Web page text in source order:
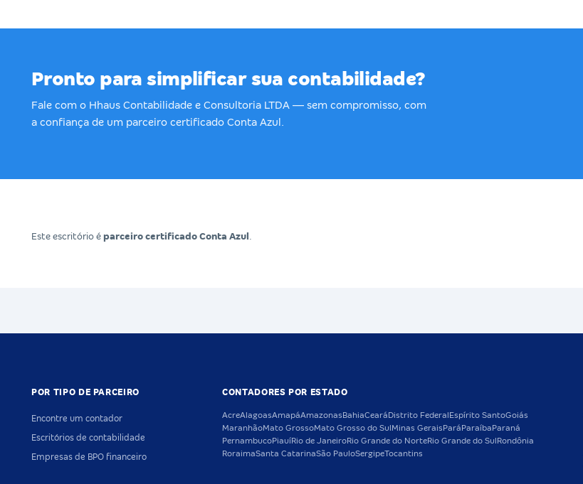
Pronto para simplificar sua contabilidade?
Fale com o Hhaus Contabilidade e Consultoria LTDA — sem compromisso, com
a confiança de um parceiro certificado Conta Azul.
Este escritório é parceiro certificado Conta Azul .
POR TIPO DE PARCEIRO
Encontre um contador
Escritórios de contabilidade
Empresas de BPO financeiro
CONTADORES POR ESTADO
AcreAlagoasAmapáAmazonasBahiaCearáDistrito FederalEspírito SantoGoiás
MaranhãoMato GrossoMato Grosso do SulMinas GeraisParáParaíbaParaná
PernambucoPiauíRio de JaneiroRio Grande do NorteRio Grande do SulRondônia
RoraimaSanta CatarinaSão PauloSergipeTocantins